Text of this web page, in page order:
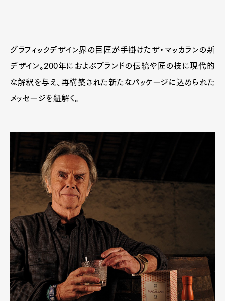
グラフィックデザイン界の巨匠が手掛けたザ・マッカランの新
デザイン。200年におよぶブランドの伝統や匠の技に現代的
な解釈を与え、再構築された新たなパッケージに込められた
メッセージを紐解く。